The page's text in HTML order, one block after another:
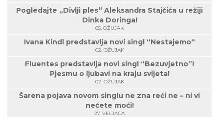
Pogledajte „Divlji ples“ Aleksandra Stajčića u režiji
Dinka Doringa!
05. OŽUJAK
Ivana Kindl predstavlja novi singl “Nestajemo“
02. OŽUJAK
Fluentes predstavlja novi singl “Bezuvjetno”!
Pjesmu o ljubavi na kraju svijeta!
02. OŽUJAK
Šarena pojava novom singlu ne zna reći ne – ni vi
nećete moći!
27. VELJAČA